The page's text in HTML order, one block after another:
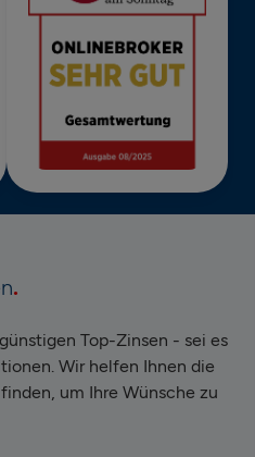
Top-Zinsen - sei es
Wir helfen Ihnen die
um Ihre Wünsche zu